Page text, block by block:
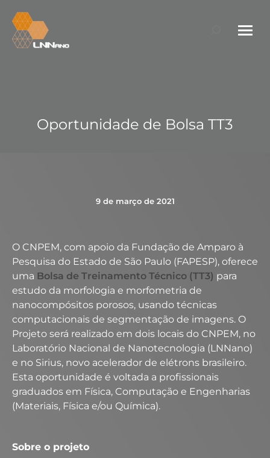
Search:
Oportunidade de Bolsa TT3
9 de março de 2021
O CNPEM, com apoio da Fundação de Amparo à
Pesquisa do Estado de São Paulo (FAPESP), oferece
uma Bolsa de Treinamento Técnico (TT3) para
estudo da morfologia e morfometria de
nanocompósitos porosos, usando técnicas
computacionais de segmentação de imagens. O
Projeto será realizado em dois locais do CNPEM, no
Laboratório Nacional de Nanotecnologia (LNNano)
e no Sirius, novo acelerador de elétrons brasileiro.
Esta oportunidade é voltada a profissionais
graduados em Física, Computação e Engenharias
(Materiais, Física e/ou Química).
Sobre o projeto